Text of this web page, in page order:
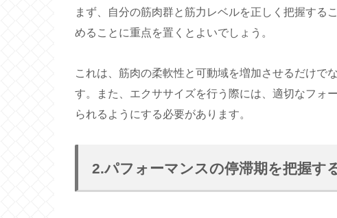
まず、自分の筋肉群と筋力レベルを正しく把握する
めることに重点を置くとよいでしょう。
これは、筋肉の柔軟性と可動域を増加させるだけで
す。また、エクササイズを行う際には、適切なフォ
られるようにする必要があります。
2.パフォーマンスの停滞期を把握す